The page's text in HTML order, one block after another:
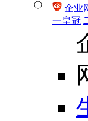
企业
一皇冠